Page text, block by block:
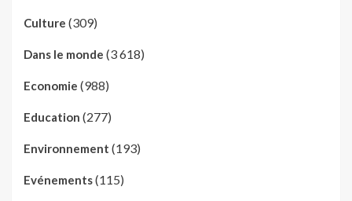
Culture (309)
Dans le monde (3 618)
Economie (988)
Education (277)
Environnement (193)
Evénements(115)